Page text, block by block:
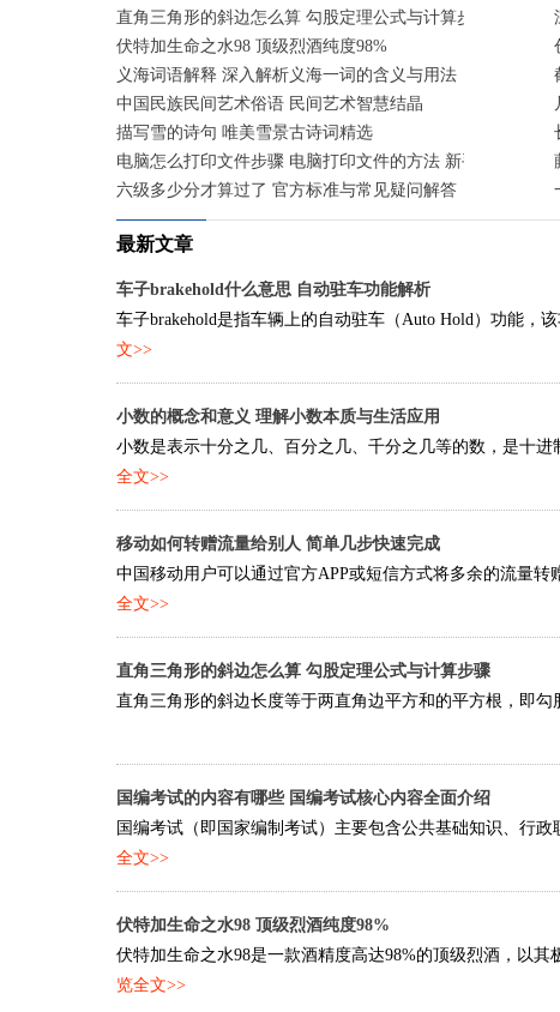
直角三角形的斜边怎么算 勾股定理公式与计算步骤
伏特加生命之水98 顶级烈酒纯度98%
义海词语解释 深入解析义海一词的含义与用法
中国民族民间艺术俗语 民间艺术智慧结晶
描写雪的诗句 唯美雪景古诗词精选
电脑怎么打印文件步骤 电脑打印文件的方法 新手快速入门
六级多少分才算过了 官方标准与常见疑问解答
最新文章
车子brakehold什么意思 自动驻车功能解析
车子brakehold是指车辆上的自动驻车（Auto Hold）功能，
文>>
小数的概念和意义 理解小数本质与生活应用
小数是表示十分之几、百分之几、千分之几等的数，是十
全文>>
移动如何转赠流量给别人 简单几步快速完成
中国移动用户可以通过官方APP或短信方式将多余的流量
全文>>
直角三角形的斜边怎么算 勾股定理公式与计算步骤
直角三角形的斜边长度等于两直角边平方和的平方根，即勾
国编考试的内容有哪些 国编考试核心内容全面介绍
国编考试（即国家编制考试）主要包含公共基础知识、行
全文>>
伏特加生命之水98 顶级烈酒纯度98%
伏特加生命之水98是一款酒精度高达98%的顶级烈酒，以
览全文>>